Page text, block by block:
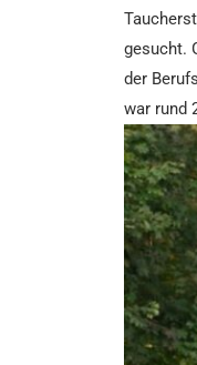
gesucht.
der
war rund